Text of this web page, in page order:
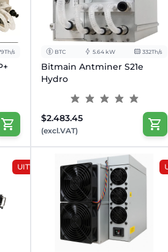
s BTC 5.64 kW 332Th/s
Bitmain Antminer S21e
Hydro
$2.483.45
(excl.VAT)
UITVERKOOP